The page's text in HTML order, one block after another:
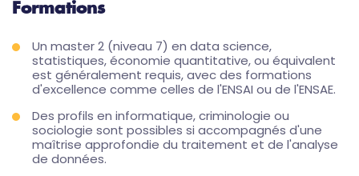
Formations
Un master 2 (niveau 7) en data science,
statistiques, économie quantitative, ou équivalent
est généralement requis, avec des formations
d'excellence comme celles de l'ENSAI ou de l'ENSAE.
Des profils en informatique, criminologie ou
sociologie sont possibles si accompagnés d'une
maîtrise approfondie du traitement et de l'analyse
de données.